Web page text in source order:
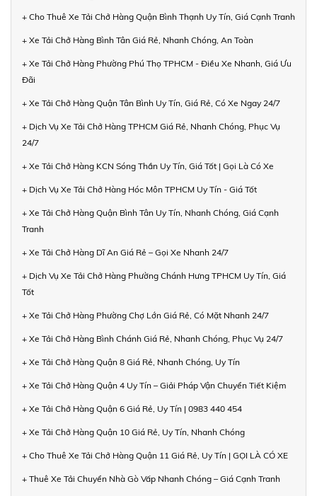
+ Cho Thuê Xe Tải Chở Hàng Quận Bình Thạnh Uy Tín, Giá Cạnh Tranh
+ Xe Tải Chở Hàng Bình Tân Giá Rẻ, Nhanh Chóng, An Toàn
+ Xe Tải Chở Hàng Phường Phú Thọ TPHCM - Điều Xe Nhanh, Giá Ưu
Đãi
+ Xe Tải Chở Hàng Quận Tân Bình Uy Tín, Giá Rẻ, Có Xe Ngay 24/7
+ Dịch Vụ Xe Tải Chở Hàng TPHCM Giá Rẻ, Nhanh Chóng, Phục Vụ
24/7
+ Xe Tải Chở Hàng KCN Sóng Thần Uy Tín, Giá Tốt | Gọi Là Có Xe
+ Dịch Vụ Xe Tải Chở Hàng Hóc Môn TPHCM Uy Tín - Giá Tốt
+ Xe Tải Chở Hàng Quận Bình Tân Uy Tín, Nhanh Chóng, Giá Cạnh
Tranh
+ Xe Tải Chở Hàng Dĩ An Giá Rẻ – Gọi Xe Nhanh 24/7
+ Dịch Vụ Xe Tải Chở Hàng Phường Chánh Hưng TPHCM Uy Tín, Giá
Tốt
+ Xe Tải Chở Hàng Phường Chợ Lớn Giá Rẻ, Có Mặt Nhanh 24/7
+ Xe Tải Chở Hàng Bình Chánh Giá Rẻ, Nhanh Chóng, Phục Vụ 24/7
+ Xe Tải Chở Hàng Quận 8 Giá Rẻ, Nhanh Chóng, Uy Tín
+ Xe Tải Chở Hàng Quận 4 Uy Tín – Giải Pháp Vận Chuyển Tiết Kiệm
+ Xe Tải Chở Hàng Quận 6 Giá Rẻ, Uy Tín | 0983 440 454
+ Xe Tải Chở Hàng Quận 10 Giá Rẻ, Uy Tín, Nhanh Chóng
+ Cho Thuê Xe Tải Chở Hàng Quận 11 Giá Rẻ, Uy Tín | GỌI LÀ CÓ XE
+ Thuê Xe Tải Chuyển Nhà Gò Vấp Nhanh Chóng – Giá Cạnh Tranh